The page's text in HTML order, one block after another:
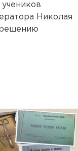
Николая
решению